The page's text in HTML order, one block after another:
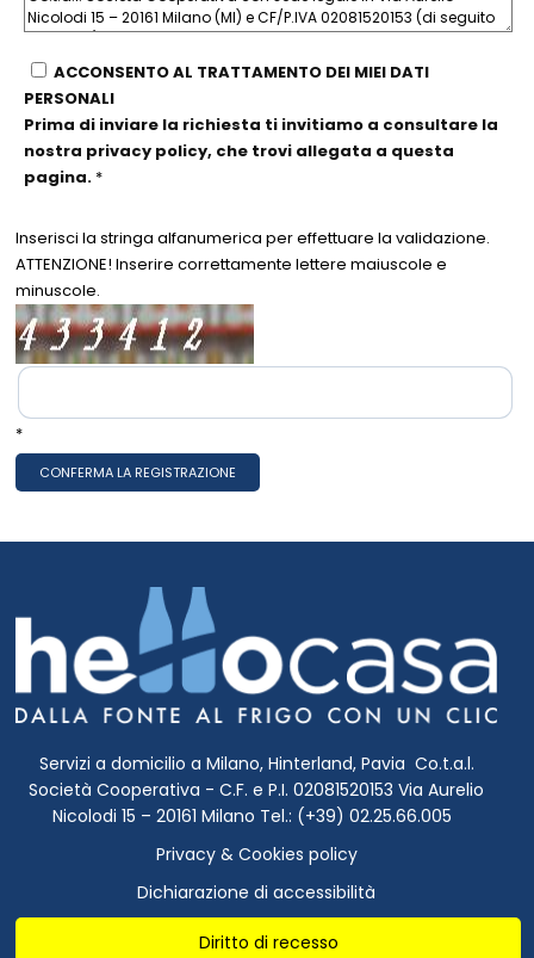
ACCONSENTO AL TRATTAMENTO DEI MIEI DATI
PERSONALI
Prima di inviare la richiesta ti invitiamo a consultare la
nostra privacy policy, che trovi allegata a questa
pagina. *
Inserisci la stringa alfanumerica per effettuare la validazione.
ATTENZIONE! Inserire correttamente lettere maiuscole e
minuscole.
*
Servizi a domicilio a Milano, Hinterland, Pavia Co.t.a.l.
Società Cooperativa - C.F. e P.I. 02081520153 Via Aurelio
Nicolodi 15 – 20161 Milano Tel.: (+39) 02.25.66.005
Privacy & Cookies policy
Dichiarazione di accessibilità
Diritto di recesso